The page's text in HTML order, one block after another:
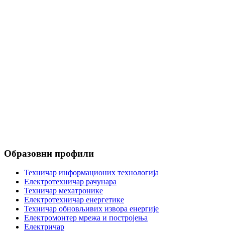
Образовни профили
Техничар информационих технологија
Електротехничар рачунара
Техничар мехатронике
Електротехничар енергетике
Техничар обновљивих извора енергије
Електромонтер мрежа и постројења
Електричар